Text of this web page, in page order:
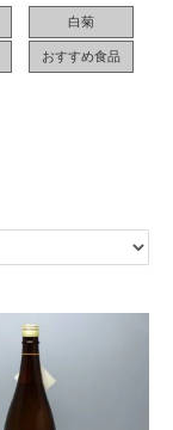
白菊
おすすめ食品